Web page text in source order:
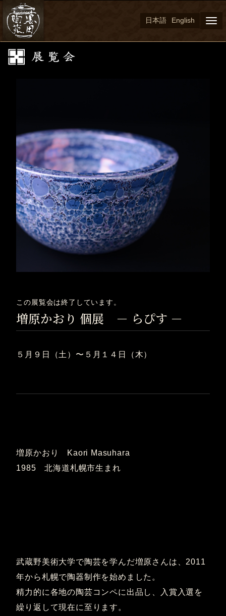
日本語 English
この展覧会は終了しています。
増原かおり 個展 － らぴす －
５月９日（土）〜５月１４日（木）
増原かおり Kaori Masuhara
1985 北海道札幌市生まれ
武蔵野美術大学で陶芸を学んだ増原さんは、2011
年から札幌で陶器制作を始めました。
精力的に各地の陶芸コンペに出品し、入賞入選を
繰り返して現在に至ります。